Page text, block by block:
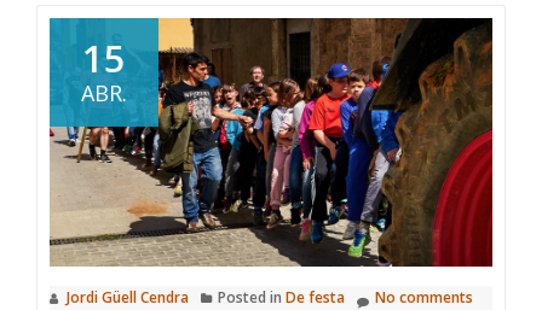
plantada
de
l’arbre
i
el
Ball
del
15
ABR.
Jordi Güell Cendra Posted in De festa No comments